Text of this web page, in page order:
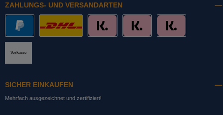
ZAHLUNGS- UND VERSANDARTEN
Vorkasse
SICHER EINKAUFEN
Mehrfach ausgezeichnet und zertifiziert!